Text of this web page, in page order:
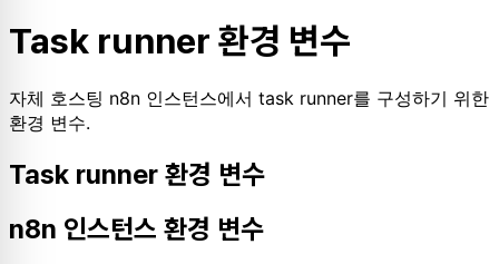
Task runner 환경 변수
자체 호스팅 n8n 인스턴스에서 task runner를 구성하기 위한
환경 변수.
Task runner 환경 변수
n8n 인스턴스 환경 변수